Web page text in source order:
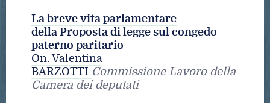
La breve vita parlamentare
della Proposta di legge sul congedo
paterno paritario
On. Valentina
BARZOTTI Commissione Lavoro della
Camera dei deputati